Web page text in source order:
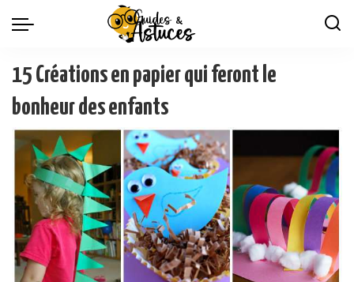
15 Créations en papier qui feront le
bonheur des enfants